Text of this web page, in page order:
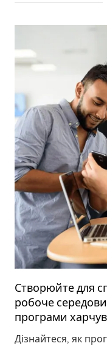
Створюйте для
робоче
програми
Дізнайтеся, як